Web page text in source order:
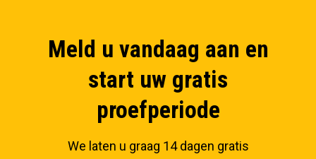
Meld u vandaag aan en
start uw gratis
proefperiode
We laten u graag 14 dagen gratis